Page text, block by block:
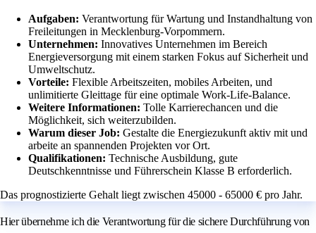
Aufgaben: Verantwortung für Wartung und Instandhaltung von
Freileitungen in Mecklenburg-Vorpommern.
Unternehmen: Innovatives Unternehmen im Bereich
Energieversorgung mit einem starken Fokus auf Sicherheit und
Umweltschutz.
Vorteile: Flexible Arbeitszeiten, mobiles Arbeiten, und
unlimitierte Gleittage für eine optimale Work-Life-Balance.
Weitere Informationen: Tolle Karrierechancen und die
Möglichkeit, sich weiterzubilden.
Warum dieser Job: Gestalte die Energiezukunft aktiv mit und
arbeite an spannenden Projekten vor Ort.
Qualifikationen: Technische Ausbildung, gute
Deutschkenntnisse und Führerschein Klasse B erforderlich.
Das prognostizierte Gehalt liegt zwischen 45000 - 65000 € pro Jahr.
Hier übernehme ich die Verantwortung für die sichere Durchführung von